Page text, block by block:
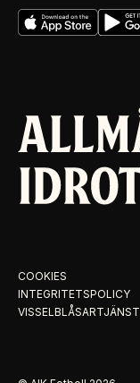
COOKIES
INTEGRITETSPOLICY
VISSELBLÅSARTJÄNST